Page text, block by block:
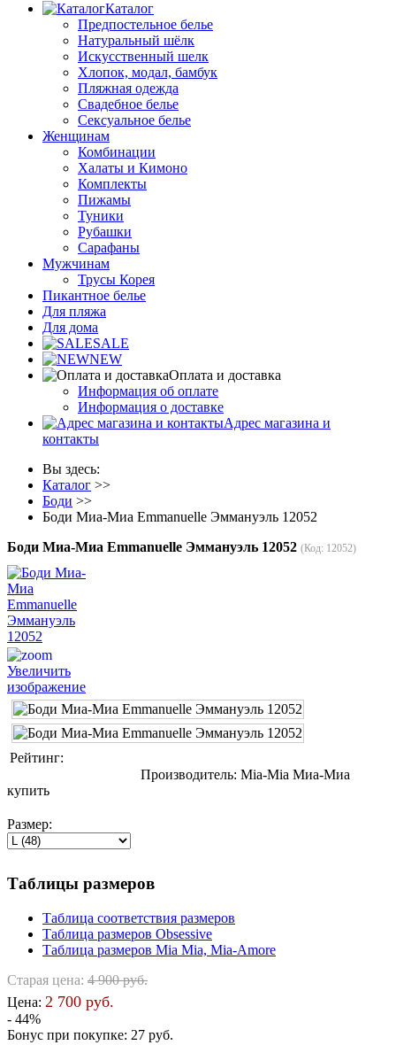
Каталог
Предпостельное белье
Натуральный шёлк
Искусственный шелк
Хлопок, модал, бамбук
Пляжная одежда
Свадебное белье
Сексуальное белье
Женщинам
Комбинации
Халаты и Кимоно
Комплекты
Пижамы
Туники
Рубашки
Сарафаны
Мужчинам
Трусы Корея
Пикантное белье
Для пляжа
Для дома
SALE
NEW
Оплата и доставка
Информация об оплате
Информация о доставке
Адрес магазина и
контакты
Вы здесь:
Каталог >>
Боди >>
Боди Миа-Миа Emmanuelle Эммануэль 12052
Боди Миа-Миа Emmanuelle Эммануэль 12052 (Код: 12052)
Увеличить
изображение
Рейтинг:
Производитель: Mia-Mia Миа-Миа
купить
Размер:
Таблицы размеров
Таблица соответствия размеров
Таблица размеров Obsessive
Таблица размеров Mia Mia, Mia-Amore
Старая цена: 4 900 руб.
Цена: 2 700 руб.
- 44%
Бонус при покупке: 27 руб.